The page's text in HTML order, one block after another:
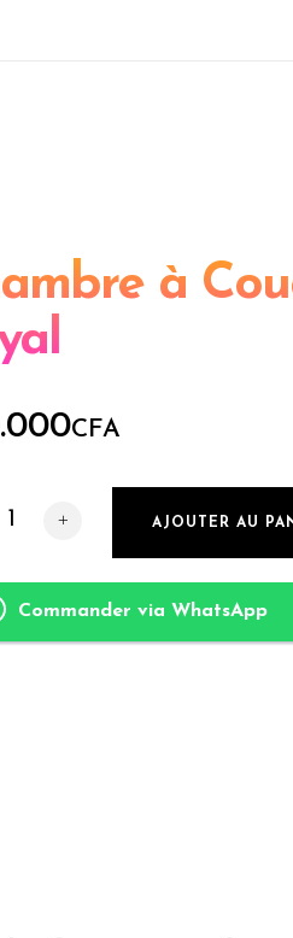
à
CFA
de Chambre à Coucher Royal
AJOUTER AU
Commander via WhatsApp